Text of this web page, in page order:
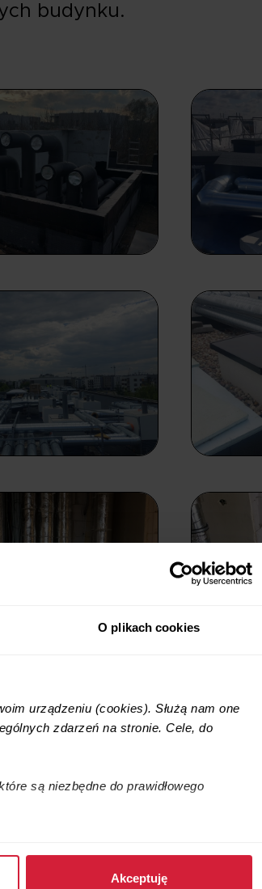
O plikach cookies
urządzeniu (cookies). Służą nam one
zdarzeń na stronie. Cele, do
są niezbędne do prawidłowego
na podstawie naszego prawnie
Akceptuję
budynku.